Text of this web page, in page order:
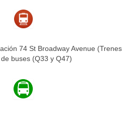
74 St Broadway Avenue (Trenes
buses (Q33 y Q47)